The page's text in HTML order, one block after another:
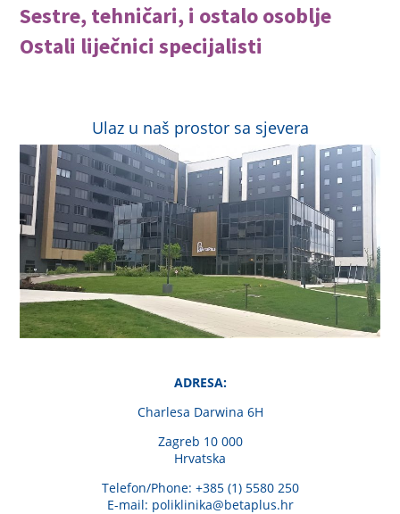
Sestre, tehničari, i ostalo osoblje
Ostali liječnici specijalisti
Ulaz u naš prostor sa sjevera
ADRESA:
Charlesa Darwina 6H
Zagreb 10 000
Hrvatska
Telefon/Phone: +385 (1) 5580 250
E-mail: poliklinika@betaplus.hr